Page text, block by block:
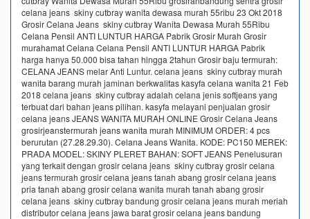
celana jeans skiny cutbray wanita dewasa murah 55ribu 23 Okt 2018
Grosir Celana Jeans skiny cutbray Wanita Dewasa Murah 55Ribu
Celana Pensil ANTI LUNTUR HARGA Pabrik Grosir Murah Grosir
murahamat Celana Celana Pensil ANTI LUNTUR HARGA Pabrik
harga hanya 50.000 bisa tahan hingga 2tahun Grosir baju termurah:
CELANA JEANS melar Anti Luntur. celana jeans skiny cutbray murah
wanita barang murah jaminan berkwalitas kasyfa celana wanita 21 Feb
2018 celana jeans skiny cutbray adalah celana jenis softjeans yang
terbuat dari bahan jeans pilihan. kasyfa melayani penjualan grosir
celana jeans JEANS WANITA MURAH ONLINE Grosir Celana Jeans
grosirjeanstermurah jeans wanita murah MINIMUM ORDER: 4 pcs
berurutan (27.28.29.30). Celana Jeans Wanita. KODE: PC150 MEREK:
PRADA MODEL: SKINY PLERET BAHAN: SOFT JEANS Penelusuran
yang terkait dengan grosir celana jeans skiny cutbray grosir celana
jeans termurah grosir celana jeans tanah abang grosir celana jeans
pria tanah abang grosir celana wanita murah tanah abang grosir
celana jeans skiny cutbray bandung grosir celana jeans murah meriah
distributor celana jeans jawa barat grosir celana jeans bandung